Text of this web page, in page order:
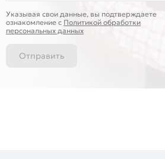
Указывая свои данные, вы подтверждаете
ознакомление c Политикой обработки
персональных данных
Отправить